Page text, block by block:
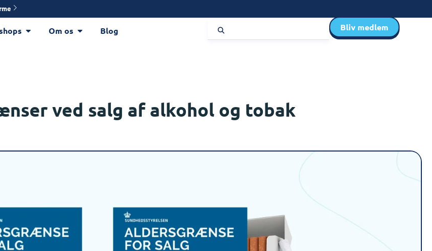
Om os Blog Bliv medlem
ved salg af alkohol og tobak